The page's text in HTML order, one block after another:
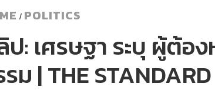
/ POLITICS
: เศรษฐา ระบุ ผู้ต้อง
ม | THE STANDARD